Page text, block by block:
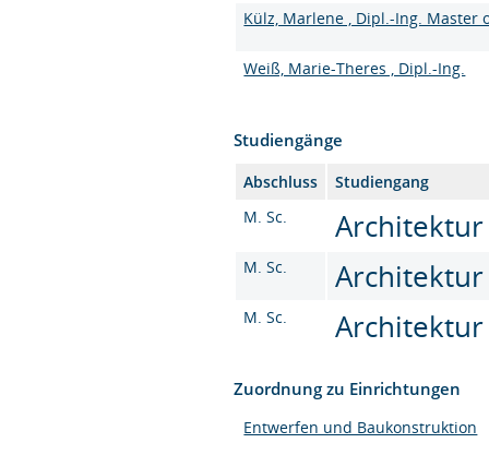
Külz, Marlene , Dipl.-Ing. Master
Weiß, Marie-Theres , Dipl.-Ing.
Studiengänge
Abschluss
Studiengang
M. Sc.
Architektur
M. Sc. Architektur
M. Sc. Architektur
Zuordnung zu Einrichtungen
Entwerfen und Baukonstruktion